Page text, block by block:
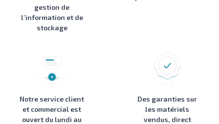
gestion de
l’information et de
stockage
Notre service client
et commercial est
ouvert du lundi au
Des garanties sur
les matériels
vendus, direct